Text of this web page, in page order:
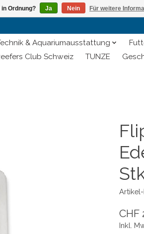
& Aquariumausstattung
Club Schweiz TUNZE
Artikel-
CHF
Inkl.
Ordnung? Ja Nein Für weitere